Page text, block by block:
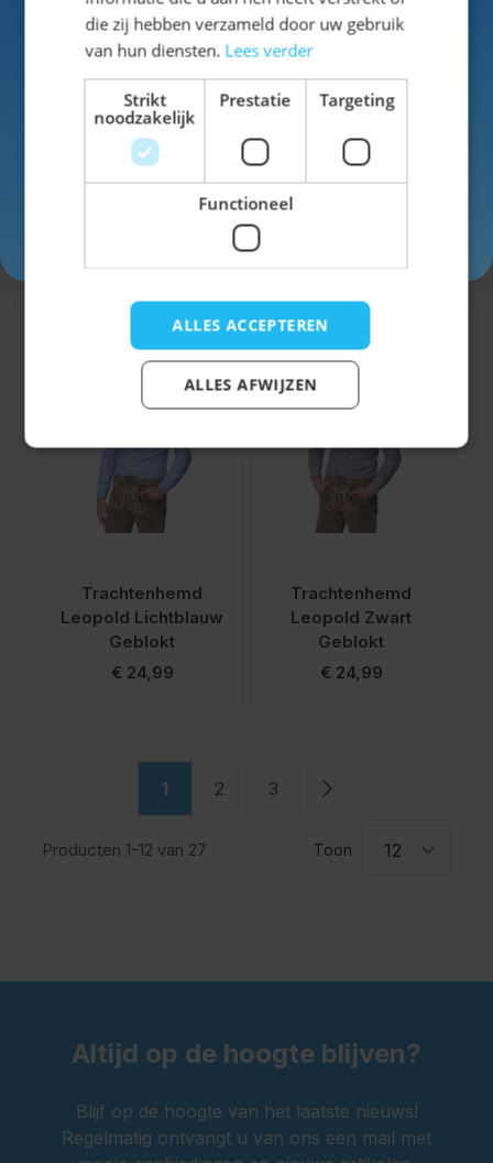
€ 24,99
€ 24,99
Trachtenhemd
Leopold Lichtblauw
Geblokt
€ 24,99
Trachtenhemd
Leopold Zwart
Geblokt
€ 24,99
Producten 1-12 van 27
U lees momenteel pagina
1 Pagina
2 Pagina
3 Pagina
Toon
Altijd op de hoogte blijven?
Blijf op de hoogte van het laatste nieuws!
Regelmatig ontvangt u van ons een mail met
die zij hebben verzameld door uw gebruik
van hun diensten. Lees verder
Strikt
noodzakelijk
Prestatie Targeting
Functioneel
ALLES ACCEPTEREN
ALLES AFWIJZEN
Schrijf je nuin voor de nieuwsbrief en ontvang toegang
tot exclusieve kortingen!
Voor- en achternaam
Inschrijven